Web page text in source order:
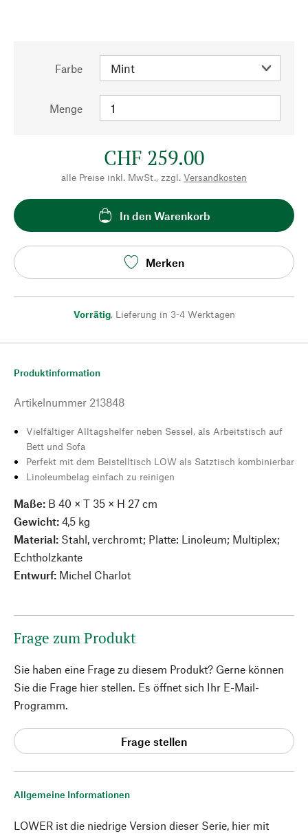
Farbe
Menge
CHF 259.00
alle Preise inkl. MwSt., zzgl. Versandkosten
In den Warenkorb
Merken
Vorrätig, Lieferung in 3-4 Werktagen
Allgemeine Informationen
LOWER ist die niedrige Version dieser Serie, hier mit
Produktinformation
Artikelnummer 213848
Vielfältiger Alltagshelfer neben Sessel, als Arbeitstisch auf
Bett und Sofa
Perfekt mit dem Beistelltisch LOW als Satztisch kombinierbar
Linoleumbelag einfach zu reinigen
Maße: B 40 × T 35 × H 27 cm
Gewicht: 4,5 kg
Material: Stahl, verchromt; Platte: Linoleum; Multiplex;
Echtholzkante
Entwurf: Michel Charlot
Frage zum Produkt
Sie haben eine Frage zu diesem Produkt? Gerne können
Sie die Frage hier stellen. Es öffnet sich Ihr E-Mail-
Programm.
Frage stellen